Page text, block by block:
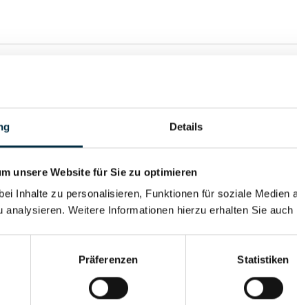
Details
unsere Website für Sie zu optimieren
Inhalte zu personalisieren, Funktionen für soziale Medien
analysieren. Weitere Informationen hierzu erhalten Sie auch
Präferenzen Statistiken
Für
Für
Vollständiges